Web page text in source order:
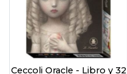
Ceccoli Oracle - Libro y 32